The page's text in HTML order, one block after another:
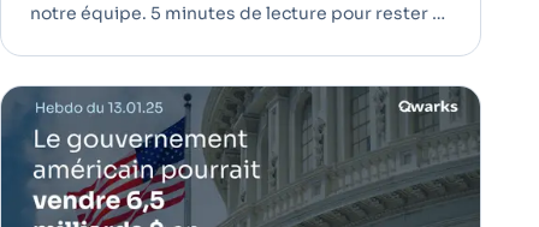
notre équipe. 5 minutes de lecture pour rester à
stratégique en Bitcoin | Institutionnels Le
sénateur Nathan Dahm de l'Oklahoma a proposé
un projet de loi visant à constitu